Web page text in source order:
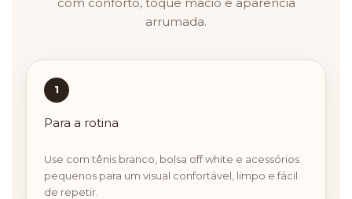
arrumada.
1
Para a rotina
Use com tênis branco, bolsa off white e acessórios
pequenos para um visual confortável, limpo e fácil
de repetir.